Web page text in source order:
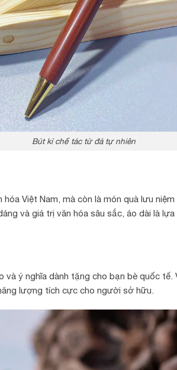
Bút kí chế tác từ đá tự nhiên
Việt Nam, mà còn là món quà lưu
và giá trị văn hóa sâu sắc, áo dài là
và ý nghĩa dành tặng cho bạn bè quốc
lượng tích cực cho người sở hữu.